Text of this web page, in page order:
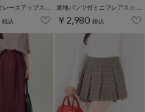
税込 ￥2,980 税込